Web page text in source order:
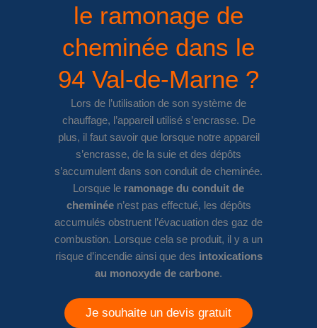
le ramonage de
cheminée dans le
94 Val-de-Marne ?
Lors de l’utilisation de son système de
chauffage, l’appareil utilisé s’encrasse. De
plus, il faut savoir que lorsque notre appareil
s’encrasse, de la suie et des dépôts
s’accumulent dans son conduit de cheminée.
Lorsque le ramonage du conduit de
cheminéen’est pas effectué, les dépôts
accumulés obstruent l’évacuation des gaz de
combustion. Lorsque cela se produit, il y a un
risque d’incendie ainsi que des intoxications
au monoxyde de carbone.
Je souhaite un devis gratuit